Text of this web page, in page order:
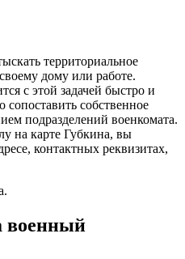
территориальное
дому или работе.
с этой задачей быстро и
сопоставить собственное
подразделений военкомата.
на карте Губкина, вы
контактных реквизитах,
военный